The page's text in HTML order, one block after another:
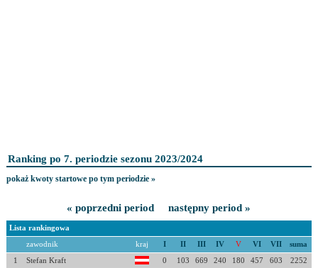
Ranking po 7. periodzie sezonu 2023/2024
pokaż kwoty startowe po tym periodzie »
« poprzedni period następny period »
Lista rankingowa
zawodnik kraj I II III IV V VI VII suma
1 Stefan Kraft 0 103 669 240 180 457 603 2252